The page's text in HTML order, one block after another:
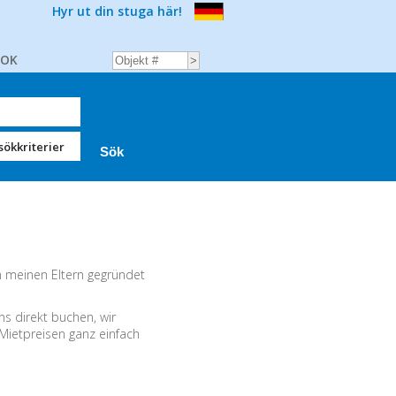
Hyr ut din stuga här!
meinen Eltern gegründet
direkt buchen, wir
ganz einfach